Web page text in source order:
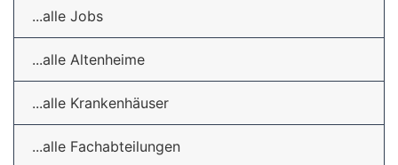
...alle Jobs
...alle Altenheime
...alle Krankenhäuser
...alle Fachabteilungen